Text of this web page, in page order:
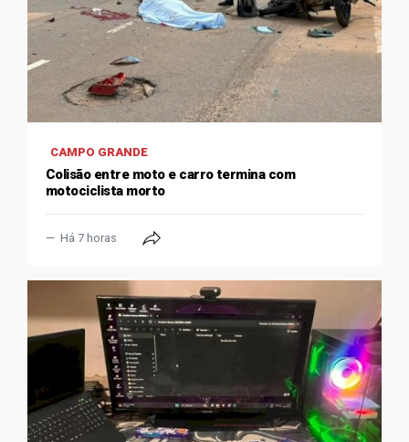
CAMPO GRANDE
Colisão entre moto e carro termina com
motociclista morto
Há 7 horas